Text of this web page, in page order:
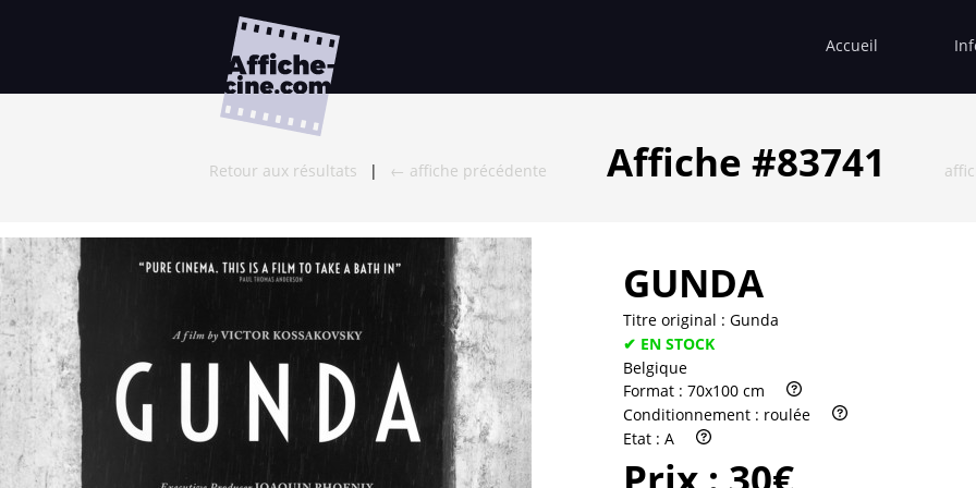
Accueil
Retour aux résultats | ← affiche précédente Affiche #83741
GUNDA
Titre original : Gunda
✔ EN STOCK
Belgique
Format : 70x100 cm
Conditionnement : roulée
Etat : A